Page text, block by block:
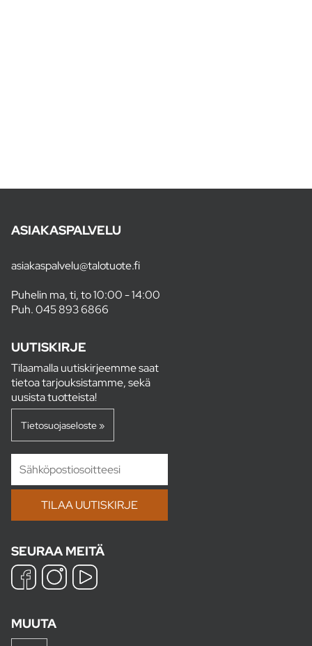
ASIAKASPALVELU
asiakaspalvelu@talotuote.fi
Puhelin ma, ti, to 10:00 - 14:00
Puh.045 893 6866
UUTISKIRJE
Tilaamalla uutiskirjeemme saat
tietoa tarjouksistamme, sekä
uusista tuotteista!
Tietosuojaseloste »
SEURAA MEITÄ
MUUTA